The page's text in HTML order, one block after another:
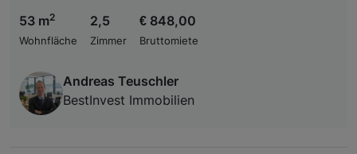
53 m2
Wohnfläche
2,5
Zimmer
€ 848,00
Bruttomiete
Andreas Teuschler
BestInvest Immobilien